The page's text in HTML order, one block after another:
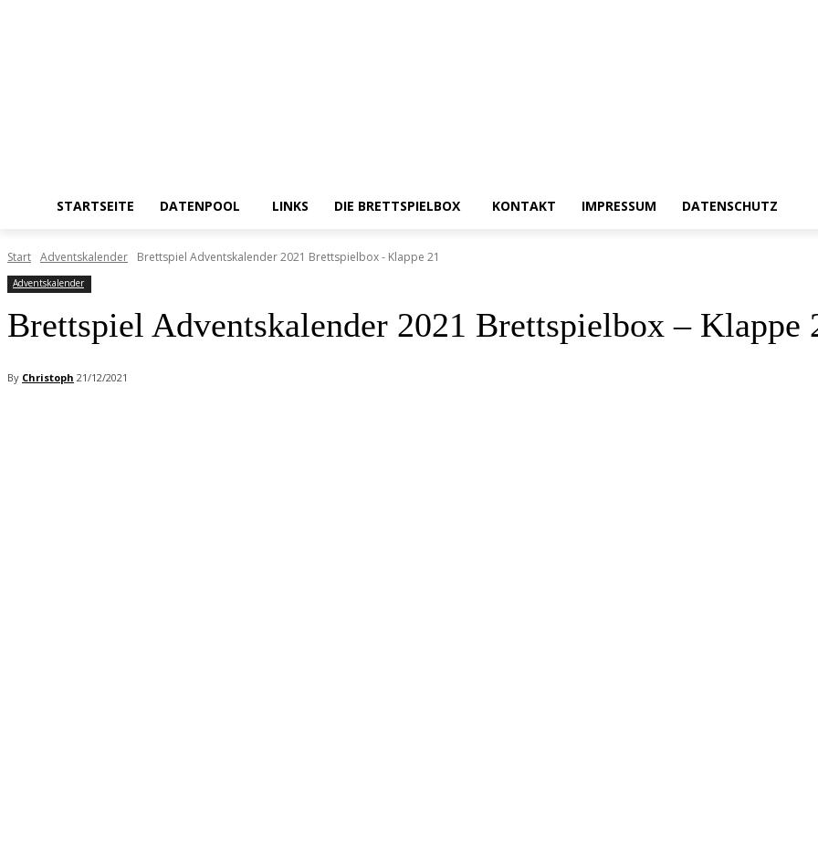
STARTSEITE DATENPOOL LINKS DIE BRETTSPIELBOX KONTAKT IMPRESSUM DATENSCHUTZ
Start Adventskalender Brettspiel Adventskalender 2021 Brettspielbox - Klappe 21
Adventskalender
Brettspiel Adventskalender 2021 Brettspielbox – Klappe
By Christoph 21/12/2021